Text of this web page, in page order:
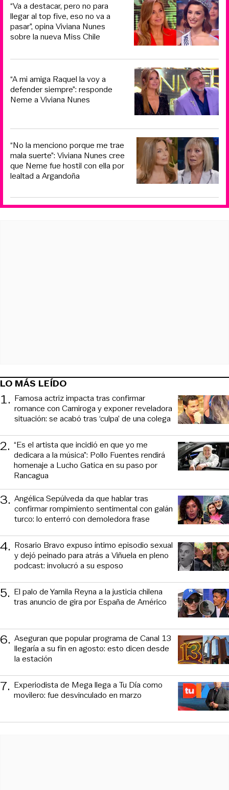
“Va a destacar, pero no para
llegar al top five, eso no va a
pasar”, opina Viviana Nunes
sobre la nueva Miss Chile
“A mi amiga Raquel la voy a
defender siempre”: responde
Neme a Viviana Nunes
“No la menciono porque me trae
mala suerte”: Viviana Nunes cree
que Neme fue hostil con ella por
lealtad a Argandoña
LO MÁS LEÍDO
1. Famosa actriz impacta tras confirmar
romance con Camiroga y exponer reveladora
situación: se acabó tras ‘culpa’ de una colega
2. “Es el artista que incidió en que yo me
dedicara a la música”: Pollo Fuentes rendirá
homenaje a Lucho Gatica en su paso por
Rancagua
3. Angélica Sepúlveda da que hablar tras
confirmar rompimiento sentimental con galán
turco: lo enterró con demoledora frase
4. Rosario Bravo expuso íntimo episodio sexual
y dejó peinado para atrás a Viñuela en pleno
podcast: involucró a su esposo
5. El palo de Yamila Reyna a la justicia chilena
tras anuncio de gira por España de Américo
6. Aseguran que popular programa de Canal 13
llegaría a su fin en agosto: esto dicen desde
la estación
7. Experiodista de Mega llega a Tu Día como
movilero: fue desvinculado en marzo